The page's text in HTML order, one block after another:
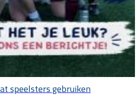
speelsters gebruiken